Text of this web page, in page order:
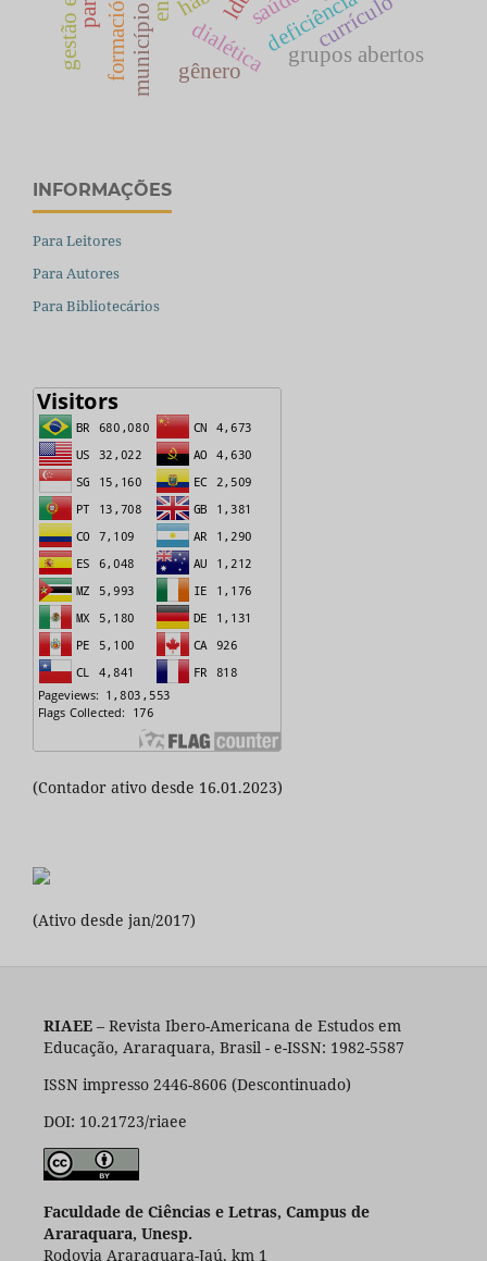
grupos abertos
dialética
município currículo
gênero
INFORMAÇÕES
Para Leitores
Para Autores
Para Bibliotecários
(Contador ativo desde 16.01.2023)
(Ativo desde jan/2017)
RIAEE– Revista Ibero-Americana de Estudos em
Educação, Araraquara, Brasil - e-ISSN: 1982-5587
ISSN impresso 2446-8606 (Descontinuado)
DOI: 10.21723/riaee
Faculdade de Ciências e Letras, Campus de
Araraquara, Unesp.
Rodovia Araraquara-Jaú, km 1